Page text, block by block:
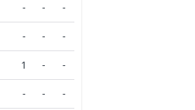
- - -
- - -
1 - -
- - -